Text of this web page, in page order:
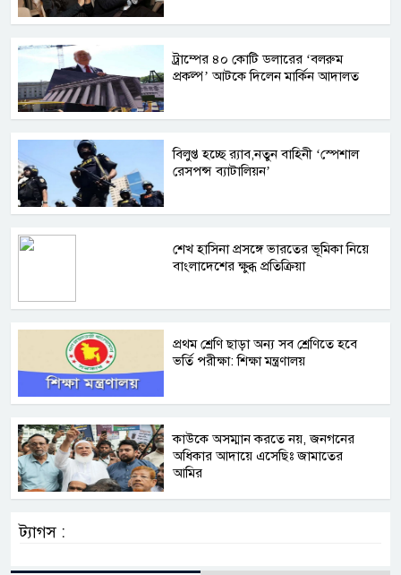
ট্রাম্পের ৪০ কোটি ডলারের ‘বলরুম
প্রকল্প’ আটকে দিলেন মার্কিন আদালত
বিলুপ্ত হচ্ছে র‍্যাব,নতুন বাহিনী ‘স্পেশাল
রেসপন্স ব্যাটালিয়ন’
শেখ হাসিনা প্রসঙ্গে ভারতের ভূমিকা নিয়ে
বাংলাদেশের ক্ষুব্ধ প্রতিক্রিয়া
প্রথম শ্রেণি ছাড়া অন্য সব শ্রেণিতে হবে
ভর্তি পরীক্ষা: শিক্ষা মন্ত্রণালয়
কাউকে অসম্মান করতে নয়, জনগনের
অধিকার আদায়ে এসেছিঃ জামাতের
আমির
ট্যাগস :